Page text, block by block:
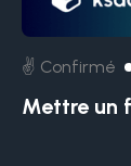
✌️ Confirmé
Mettre un